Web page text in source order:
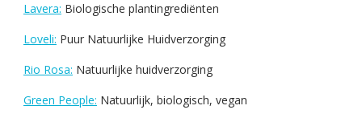
Lavera: Biologische plantingrediënten
Loveli: Puur Natuurlijke Huidverzorging
Rio Rosa: Natuurlijke huidverzorging
Green People: Natuurlijk, biologisch, vegan